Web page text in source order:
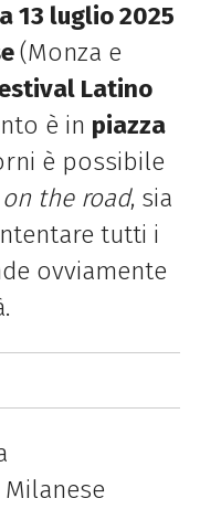
13 luglio 2025
(Monza e
Latino
è in piazza
è possibile
on the road, sia
tutti i
ovviamente